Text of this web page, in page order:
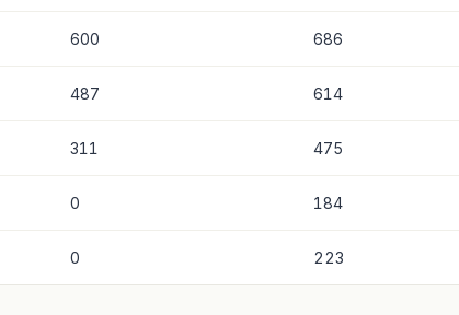
600 686
487 614
311 475
0 184
0 223